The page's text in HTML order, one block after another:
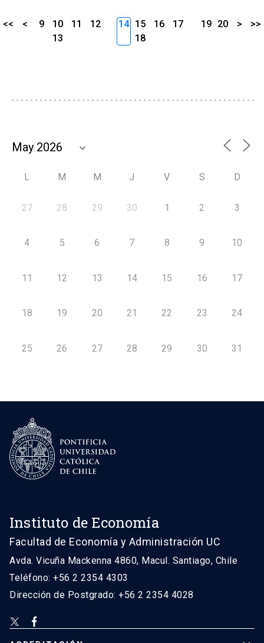
<< < 9 10 11
12
13
14 15 16
17
18
19 20 > >>
L M M J V S D
27 28 29 30 1 2 3
4 5 6 7 8 9 10
11 12 13 14 15 16 17
18 19 20 21 22 23 24
25 26 27 28 29 30 31
Instituto de Economía
Facultad de Economía y Administración UC
Avda. Vicuña Mackenna 4860, Macul. Santiago, Chile
Teléfono: +56 2 2354 4303
Dirección de Postgrado: +56 2 2354 4028